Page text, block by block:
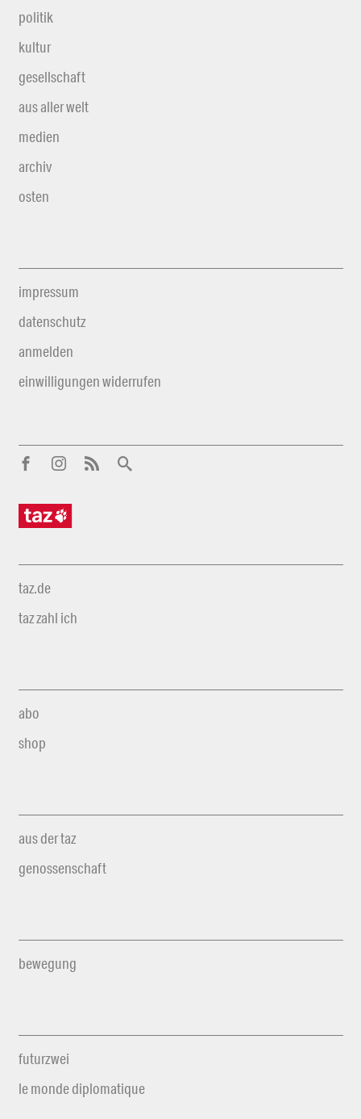
politik
kultur
gesellschaft
aus aller welt
medien
archiv
osten
impressum
datenschutz
anmelden
einwilligungen widerrufen
taz.de
taz zahl ich
abo
shop
aus der taz
genossenschaft
bewegung
futurzwei
le monde diplomatique